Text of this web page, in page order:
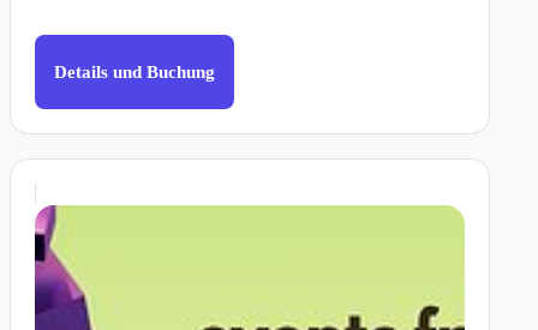
Details und Buchung